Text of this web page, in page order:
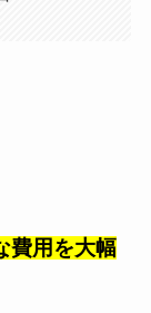
費用を大幅